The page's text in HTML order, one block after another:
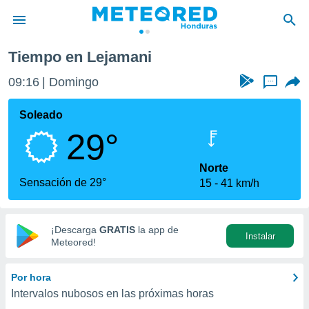
de
ha sido
calidad.
a este
las
y
digital
basada
Tiempo en Lejamani
09:16 Domingo ...
Soleado
29°
Sensación de 29°
Norte
15
41 km/h
¡Descarga GRATIS la app de
Meteored!
Instalar
Por hora
Intervalos nubosos en las próximas horas